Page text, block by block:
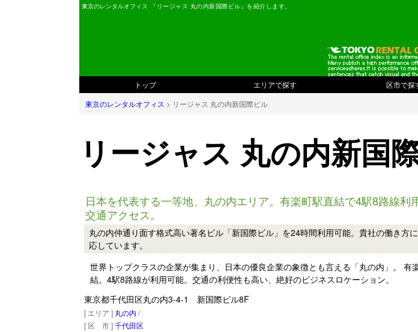
東京のレンタルオフィス 『リージャス 丸の内新国際ビル』を紹介します。
トップ エリアで探す 区市で探
東京のレンタルオフィス > リージャス 丸の内新国際ビル
リージャス 丸の内新国
日本を代表する一等地、丸の内エリア。有楽町駅直結で4駅8路線利
交通アクセス。
丸の内仲通り面す格式高い著名ビル「新国際ビル」を24時間利用可能。貴社の働き方
応しています。
世界トップクラスの企業が集まり、日本の優良企業の象徴とも言える「丸の内」。 有
結。4駅8路線が利用可能。交通の利便性も高い、絶好のビジネスロケーション。
東京都千代田区丸の内3-4-1 新国際ビル8F
[ エリア ] 丸の内 /
[ 区 市 ]千代田区